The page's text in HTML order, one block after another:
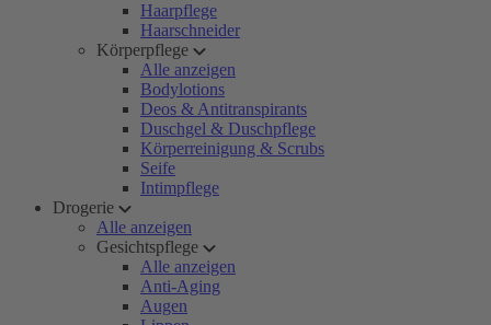
Haarpflege
Haarschneider
Körperpflege
Alle anzeigen
Bodylotions
Deos & Antitranspirants
Duschgel & Duschpflege
Körperreinigung & Scrubs
Seife
Intimpflege
Drogerie
Alle anzeigen
Gesichtspflege
Alle anzeigen
Anti-Aging
Augen